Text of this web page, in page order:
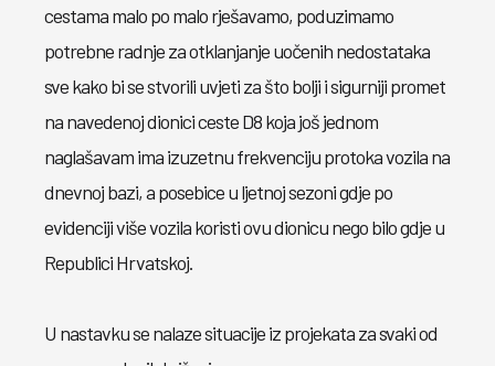
cestama malo po malo rješavamo, poduzimamo
potrebne radnje za otklanjanje uočenih nedostataka
sve kako bi se stvorili uvjeti za što bolji i sigurniji promet
na navedenoj dionici ceste D8 koja još jednom
naglašavam ima izuzetnu frekvenciju protoka vozila na
dnevnoj bazi, a posebice u ljetnoj sezoni gdje po
evidenciji više vozila koristi ovu dionicu nego bilo gdje u
Republici Hrvatskoj.
U nastavku se nalaze situacije iz projekata za svaki od